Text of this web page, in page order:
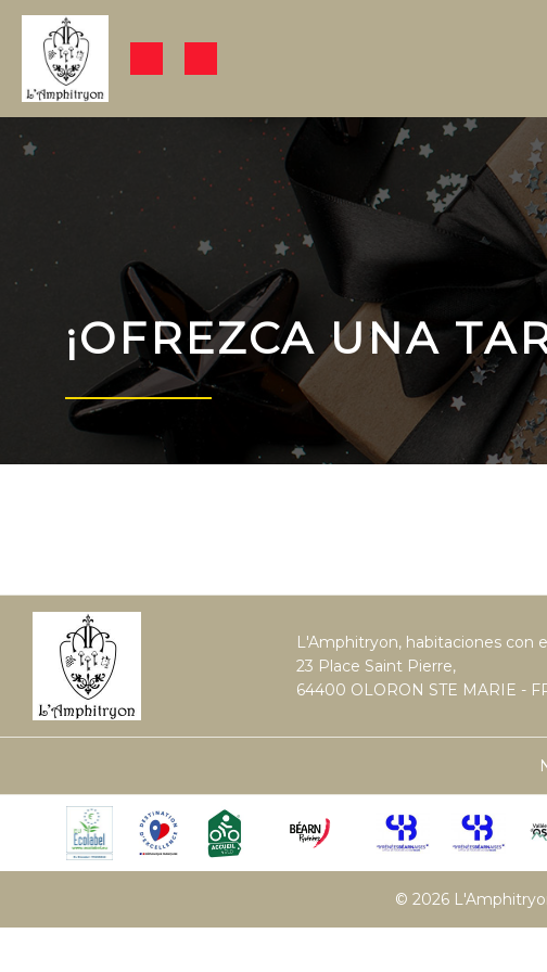
¡OFREZCA UNA
L'Amphitryon, habitaciones con
23 Place Saint Pierre,
64400 OLORON STE MARIE -
© 2026